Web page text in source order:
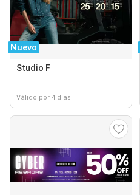
Nuevo
Studio F
Válido por 4 días